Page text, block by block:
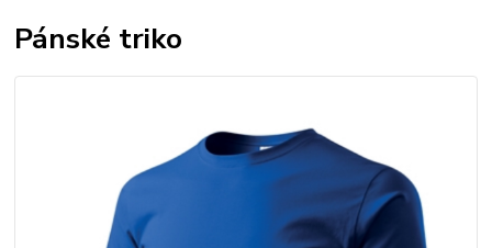
Pánské triko